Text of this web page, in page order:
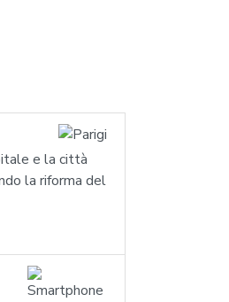
e la città
la riforma del